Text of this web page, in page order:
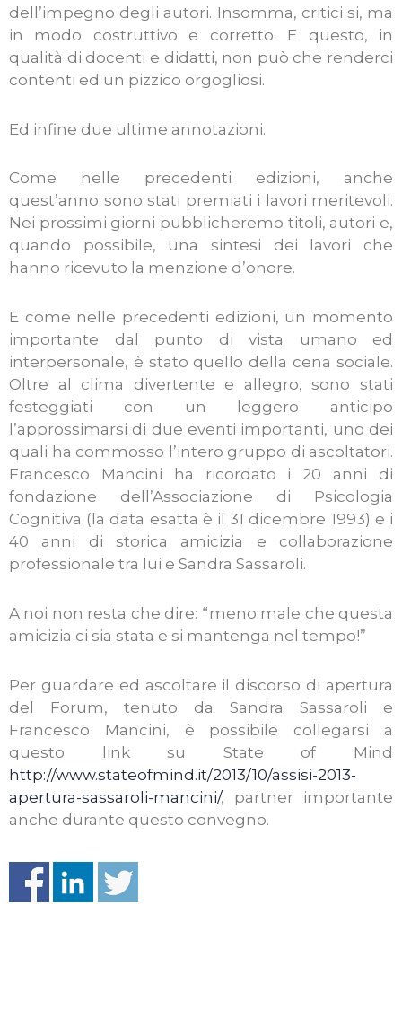
dell’impegno degli autori. Insomma, critici si, ma
in modo costruttivo e corretto. E questo, in
qualità di docenti e didatti, non può che renderci
contenti ed un pizzico orgogliosi.
Ed infine due ultime annotazioni.
Come nelle precedenti edizioni, anche
quest’anno sono stati premiati i lavori meritevoli.
Nei prossimi giorni pubblicheremo titoli, autori e,
quando possibile, una sintesi dei lavori che
hanno ricevuto la menzione d’onore.
E come nelle precedenti edizioni, un momento
importante dal punto di vista umano ed
interpersonale, è stato quello della cena sociale.
Oltre al clima divertente e allegro, sono stati
festeggiati con un leggero anticipo
l’approssimarsi di due eventi importanti, uno dei
quali ha commosso l’intero gruppo di ascoltatori.
Francesco Mancini ha ricordato i 20 anni di
fondazione dell’Associazione di Psicologia
Cognitiva (la data esatta è il 31 dicembre 1993) e i
40 anni di storica amicizia e collaborazione
professionale tra lui e Sandra Sassaroli.
A noi non resta che dire: “meno male che questa
amicizia ci sia stata e si mantenga nel tempo!”
Per guardare ed ascoltare il discorso di apertura
del Forum, tenuto da Sandra Sassaroli e
Francesco Mancini, è possibile collegarsi a
questo link su State of Mind
http://www.stateofmind.it/2013/10/assisi-2013-
apertura-sassaroli-mancini/, partner importante
anche durante questo convegno.